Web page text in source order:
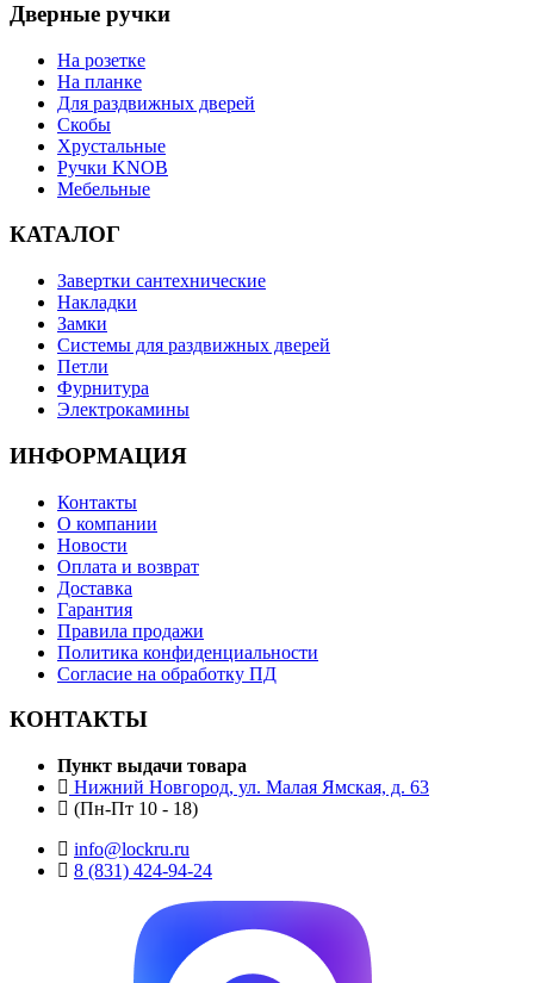
Дверные ручки
На розетке
На планке
Для раздвижных дверей
Скобы
Хрустальные
Ручки KNOB
Мебельные
КАТАЛОГ
Завертки сантехнические
Накладки
Замки
Системы для раздвижных дверей
Петли
Фурнитура
Электрокамины
ИНФОРМАЦИЯ
Контакты
О компании
Новости
Оплата и возврат
Доставка
Гарантия
Правила продажи
Политика конфиденциальности
Согласие на обработку ПД
КОНТАКТЫ
Пункт выдачи товара
Нижний Новгород, ул. Малая Ямская, д. 63
(Пн-Пт 10 - 18)
info@lockru.ru
8 (831) 424-94-24